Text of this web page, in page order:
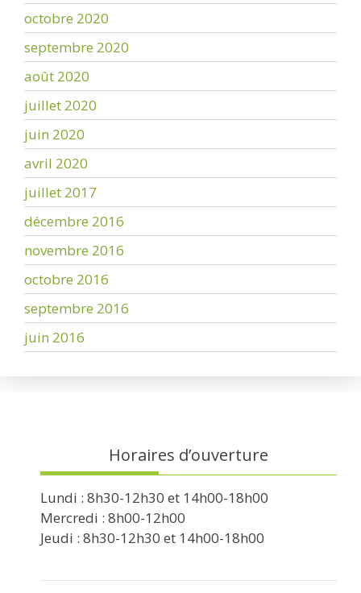
octobre 2020
septembre 2020
août 2020
juillet 2020
juin 2020
avril 2020
juillet 2017
décembre 2016
novembre 2016
octobre 2016
septembre 2016
juin 2016
Horaires d’ouverture
Lundi : 8h30-12h30 et 14h00-18h00
Mercredi : 8h00-12h00
Jeudi : 8h30-12h30 et 14h00-18h00